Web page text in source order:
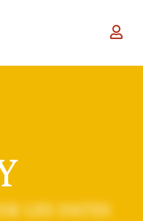
LES DATES